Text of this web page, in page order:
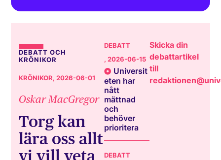
DEBATT OCH
KRÖNIKOR
KRÖNIKOR, 2026-06-01
Oskar MacGregor
Torg kan
lära oss allt
vi vill veta
DEBATT
, 2026-06-15
Universit
eten har
nått
mättnad
och
behöver
prioritera
DEBATT
Skicka din
debattartikel
till